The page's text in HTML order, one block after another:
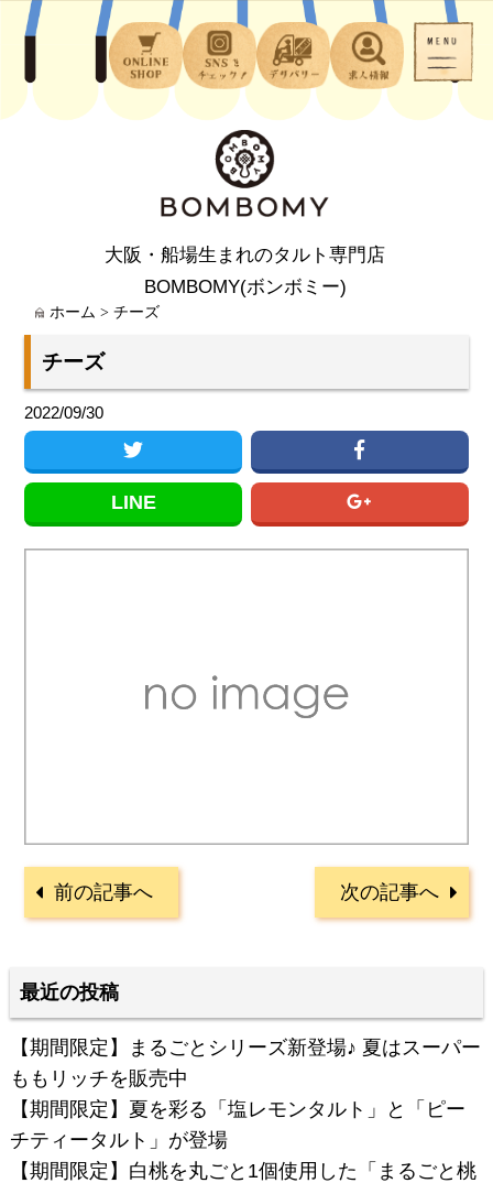
大阪・船場生まれのタルト専門店
BOMBOMY(ボンボミー)
ホーム > チーズ
チーズ
2022/09/30
LINE
前の記事へ 次の記事へ
最近の投稿
【期間限定】まるごとシリーズ新登場♪ 夏はスーパー
ももリッチを販売中
【期間限定】夏を彩る「塩レモンタルト」と「ピー
チティータルト」が登場
【期間限定】白桃を丸ごと1個使用した「まるごと桃